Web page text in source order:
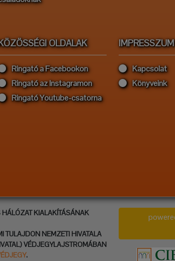
OLDALAK
Ringató a Facebookon
Ringató az Instagramon
Ringató Youtube-csatorna
IMPRESSZUM
Kapcsolat
Könyveink
KIALAKÍTÁSÁNAK
TULAJDON NEMZETI HIVATALA
VÉDJEGYLAJSTROMÁBAN
.